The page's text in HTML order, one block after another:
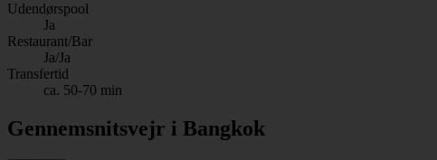
Udendørspool
Ja
Restaurant/Bar
Ja/Ja
Transfertid
ca. 50-70 min
Gennemsnitsvejr i Bangkok